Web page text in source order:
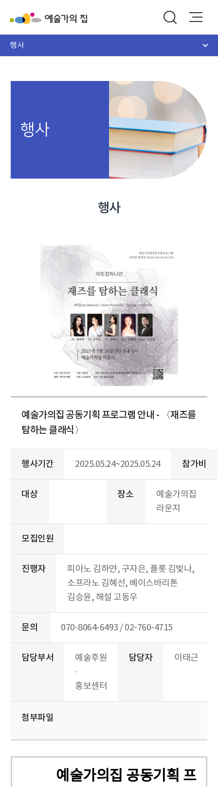
행사
행사
행사
예술가의집 공동기획 프로그램 안내 - 〈재즈를
탐하는 클래식〉
행사기간 2025.05.24~2025.05.24 참가비
대상 장소
예술가의집
라운지
모집인원
진행자
피아노 김하얀, 구자은, 플롯 김빛나,
소프라노 김혜선, 베이스바리톤
김승윤, 해설 고동우
문의 070-8064-6493 / 02-760-4715
담당부서
예술후원
·
홍보센터
담당자 이태근
첨부파일
예술가의집 공동기획 프